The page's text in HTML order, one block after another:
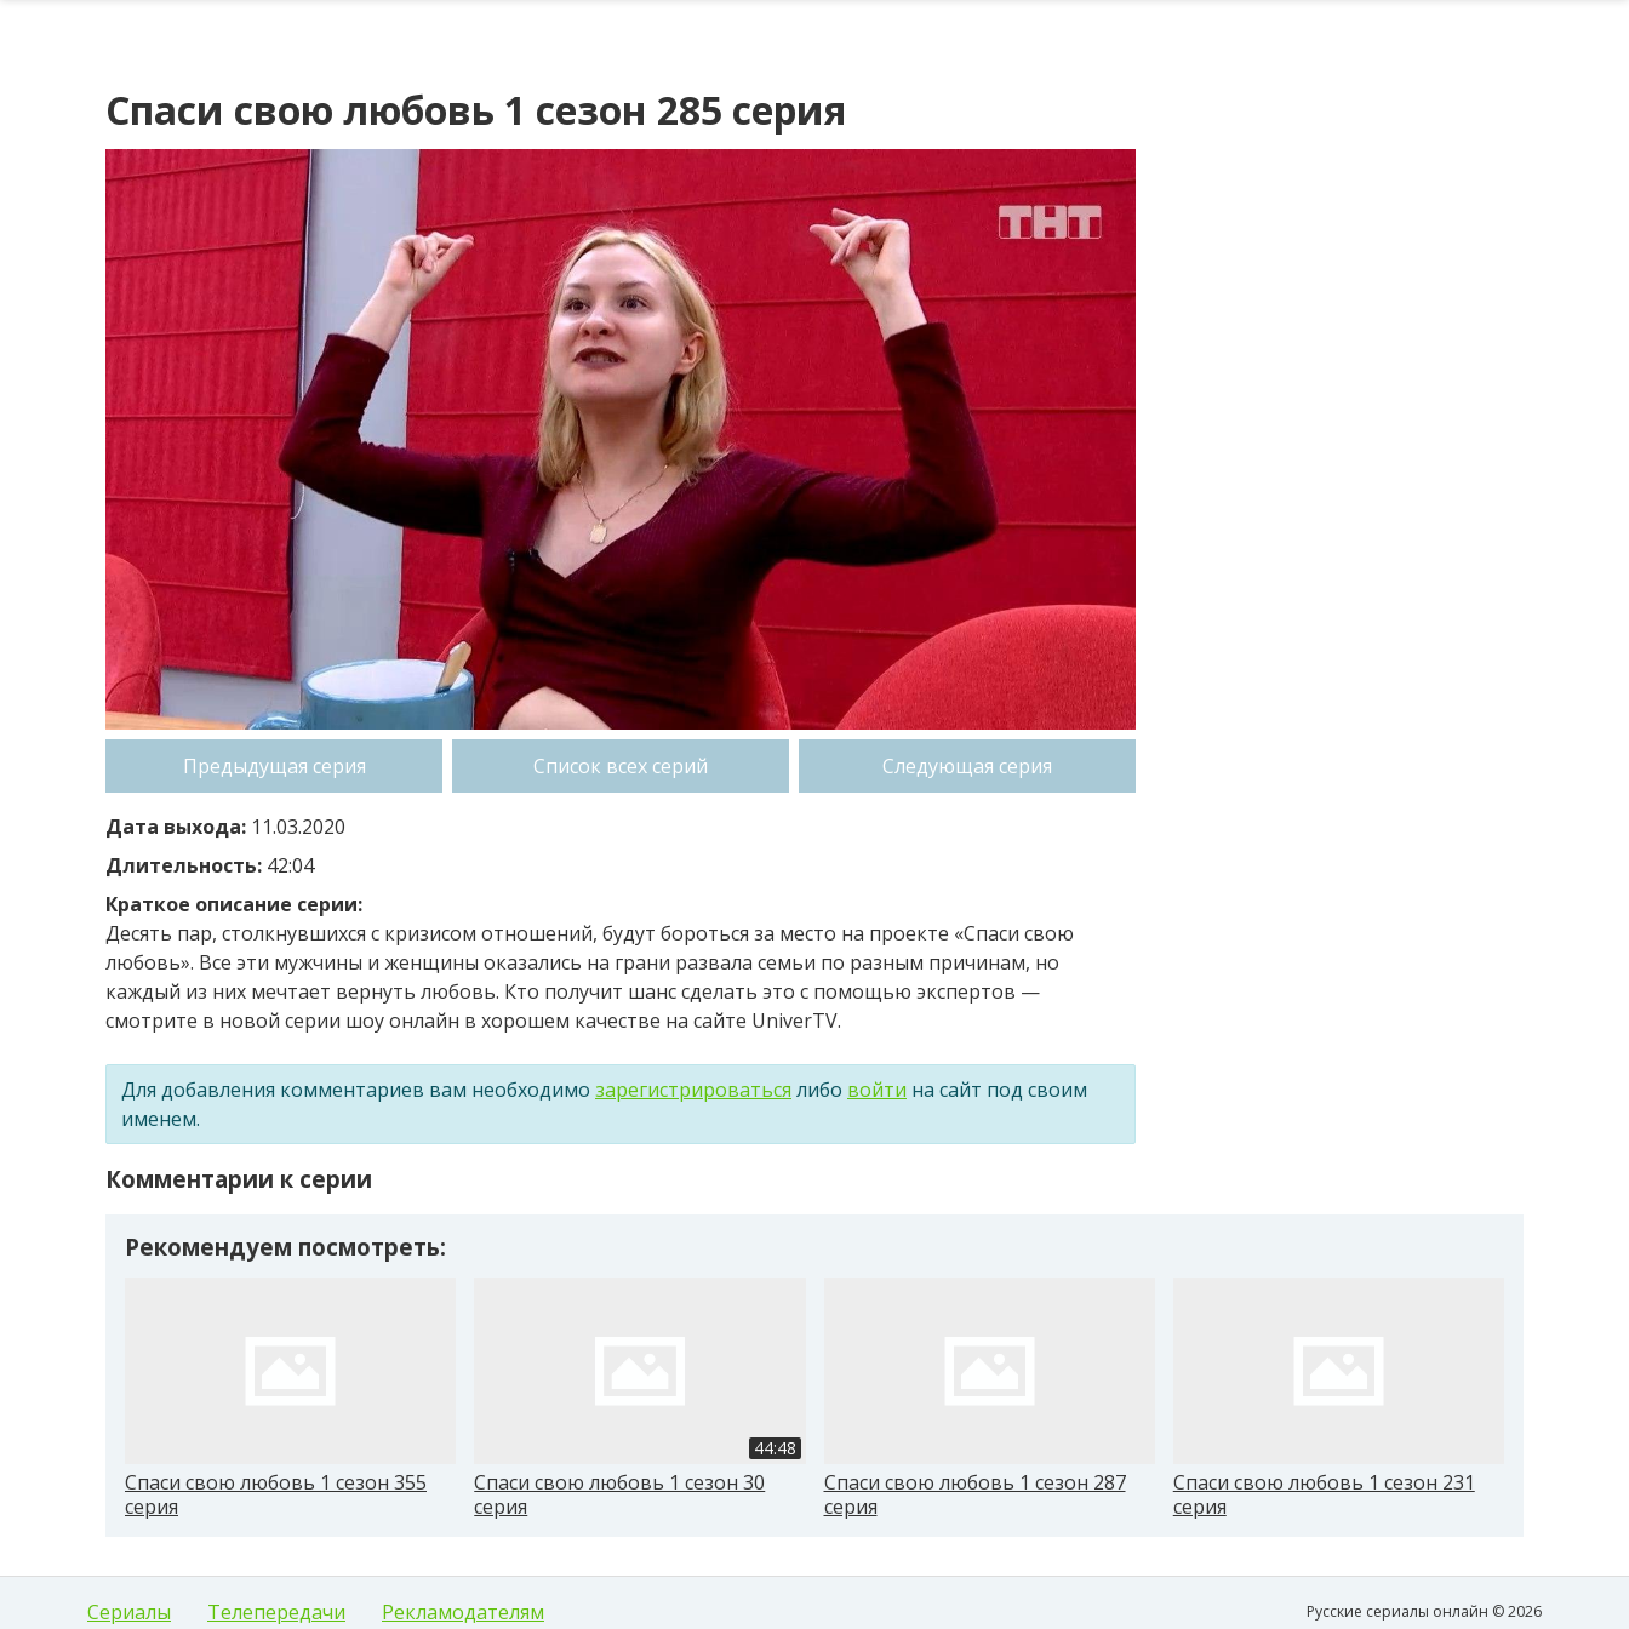
Спаси свою любовь 1 сезон 285 серия
Предыдущая серия Список всех серий Следующая серия
Дата выхода: 11.03.2020
Длительность: 42:04
Краткое описание серии:
Десять пар, столкнувшихся с кризисом отношений, будут бороться за место на проекте «Спаси свою
любовь». Все эти мужчины и женщины оказались на грани развала семьи по разным причинам, но
каждый из них мечтает вернуть любовь. Кто получит шанс сделать это с помощью экспертов —
смотрите в новой серии шоу онлайн в хорошем качестве на сайте UniverTV.
Для добавления комментариев вам необходимо зарегистрироваться либо войти на сайт под своим
именем.
Комментарии к серии
Рекомендуем посмотреть:
Спаси свою любовь 1 сезон 355
серия
44:48
Спаси свою любовь 1 сезон 30
серия
Спаси свою любовь 1 сезон 287
серия
Спаси свою любовь 1 сезон 231
серия
Сериалы Телепередачи Рекламодателям Русские сериалы онлайн © 2026